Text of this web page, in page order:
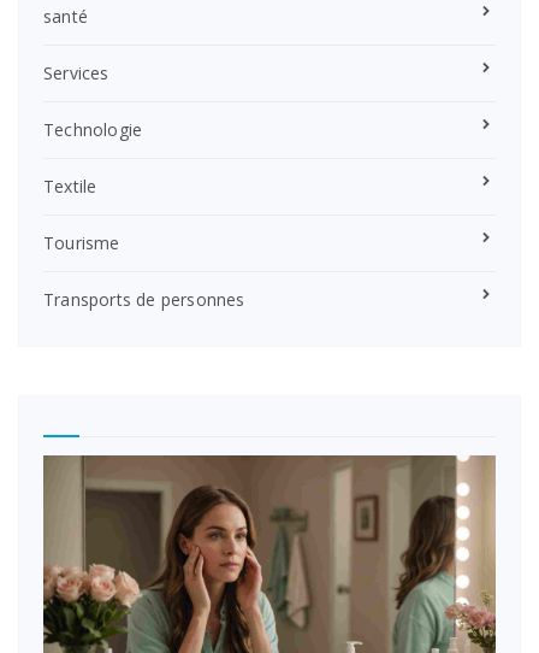
santé
Services
Technologie
Textile
Tourisme
Transports de personnes